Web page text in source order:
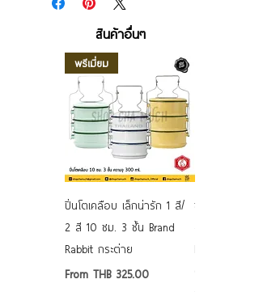
สินค้าอื่นๆ
พรีเมี่ยม
ปิ่นโตเคลือบ เล็กน่ารัก 1 สี/
2 สี 10 ซม. 3 ชั้น Brand
Rabbit กระต่าย
From THB 325.00
Sale Price
ชามเคลือบ